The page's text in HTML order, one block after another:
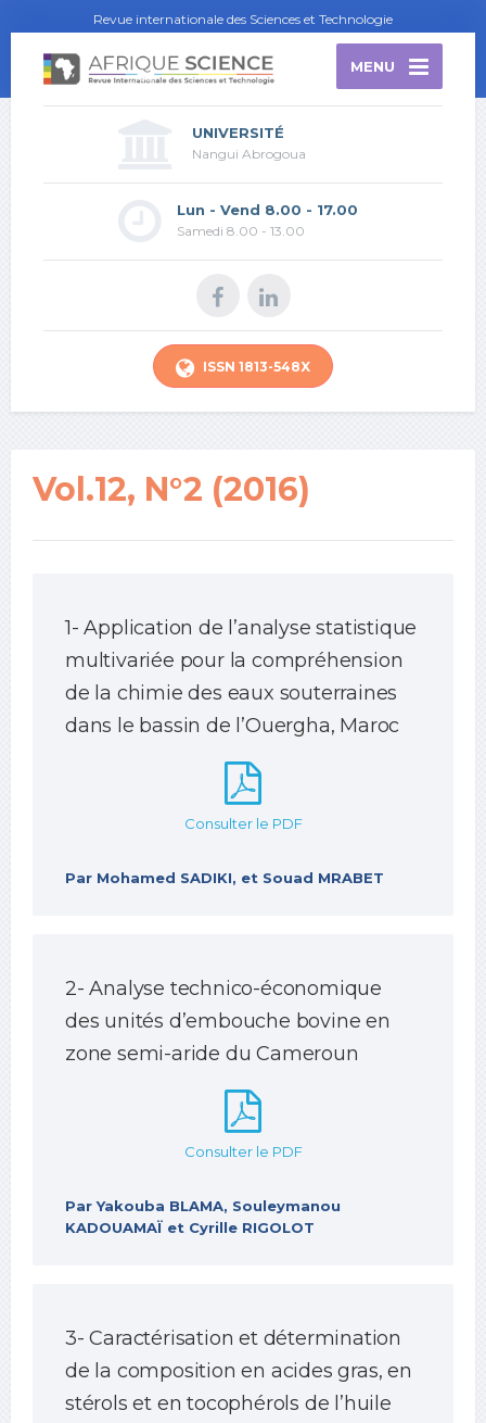
Revue internationale des Sciences et Technologie
MENU
UNIVERSITÉ
Nangui Abrogoua
Lun - Vend 8.00 - 17.00
Samedi 8.00 - 13.00
ISSN 1813-548X
Vol.12, N°2 (2016)
1- Application de l’analyse statistique
multivariée pour la compréhension
de la chimie des eaux souterraines
dans le bassin de l’Ouergha, Maroc
Consulter le PDF
Par Mohamed SADIKI, et Souad MRABET
2- Analyse technico-économique
des unités d’embouche bovine en
zone semi-aride du Cameroun
Consulter le PDF
Par Yakouba BLAMA, Souleymanou
KADOUAMAÏ et Cyrille RIGOLOT
3- Caractérisation et détermination
de la composition en acides gras, en
stérols et en tocophérols de l’huile